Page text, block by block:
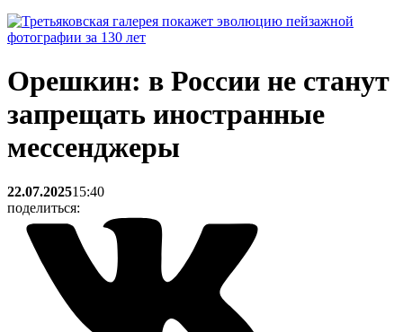
Орешкин: в России не станут
запрещать иностранные
мессенджеры
22.07.202515:40
поделиться: